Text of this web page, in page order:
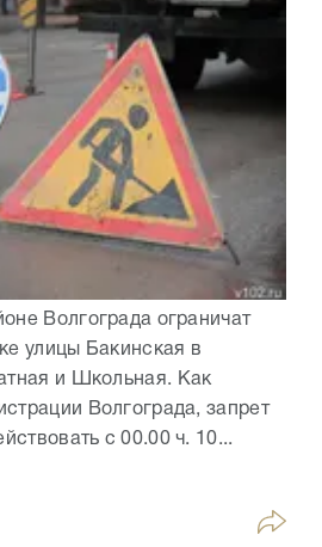
Волгограда ограничат
улицы Бакинская в
и Школьная. Как
Волгограда, запрет
с 00.00 ч. 10...